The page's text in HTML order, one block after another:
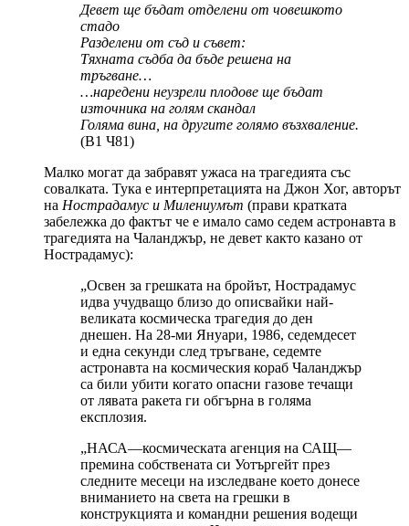
Девет ще бъдат отделени от човешкото
стадо
Разделени от съд и съвет:
Тяхната съдба да бъде решена на
тръгване…
…наредени неузрели плодове ще бъдат
източника на голям скандал
Голяма вина, на другите голямо възхваление.
(В1 Ч81)
Малко могат да забравят ужаса на трагедията със
совалката. Тука е интерпретацията на Джон Хог, авторът
на Нострадамус и Милениумът (прави кратката
забележка до фактът че е имало само седем астронавта в
трагедията на Чаланджър, не девет както казано от
Нострадамус):
„Освен за грешката на бройът, Нострадамус
идва учудващо близо до описвайки най-
великата космическа трагедия до ден
днешен. На 28-ми Януари, 1986, седемдесет
и една секунди след тръгване, седемте
астронавта на космическия кораб Чаланджър
са били убити когато опасни газове течащи
от лявата ракета ги обгърна в голяма
експлозия.
„НАСА—космическата агенция на САЩ—
премина собствената си Уотъргейт през
следните месеци на изследване което донесе
вниманието на света на грешки в
конструкцията и командни решения водещи